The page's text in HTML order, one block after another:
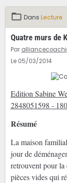
Dans Lecture
Quatre murs de
Par
Le 05/03/2014
Edition Sabine
2848051598 -
Résumé
La maison
jour de
retrouvent pour
pièces vides qui